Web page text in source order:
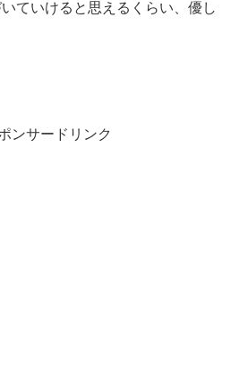
ていけると思えるくらい、優し
ンサードリンク